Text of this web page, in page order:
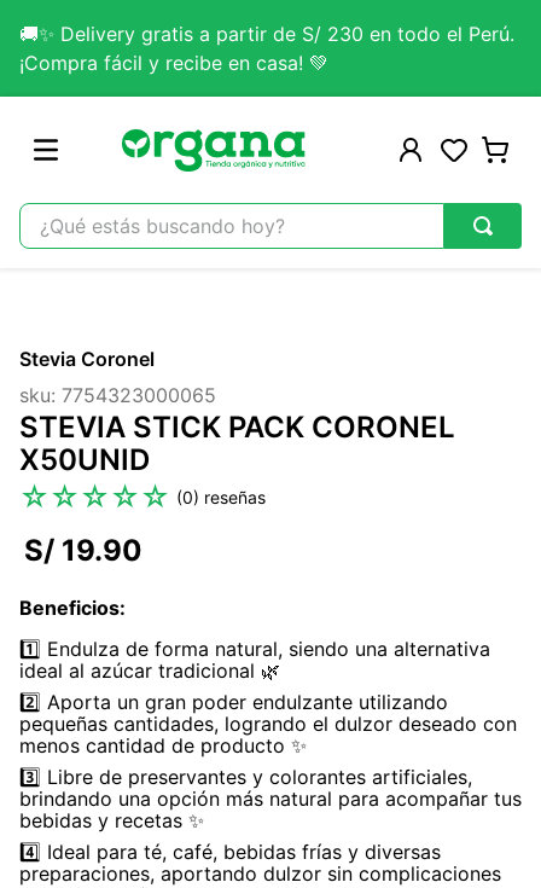
🚚✨ Delivery gratis a partir de S/ 230 en todo el Perú.
¡Compra fácil y recibe en casa! 💚
¿Qué estás buscando hoy?
2.
citrato magnesio
3.
colageno
4.
kefir
5 .
lab nutrition
8.
magnesio
9.
melena leon
10. proteina
Stevia Coronel
sku: 7754323000065
STEVIA STICK PACK CORONEL
X50UNID
☆☆☆☆☆ (0)
S/ 19.90
Beneficios:
1️⃣ Endulza de forma natural, siendo una alternativa
ideal al azúcar tradicional 🌿
2️⃣ Aporta un gran poder endulzante utilizando
pequeñas cantidades, logrando el dulzor deseado con
menos cantidad de producto ✨
3️⃣ Libre de preservantes y colorantes artificiales,
brindando una opción más natural para acompañar tus
bebidas y recetas ✨
4️⃣ Ideal para té, café, bebidas frías y diversas
preparaciones, aportando dulzor sin complicaciones